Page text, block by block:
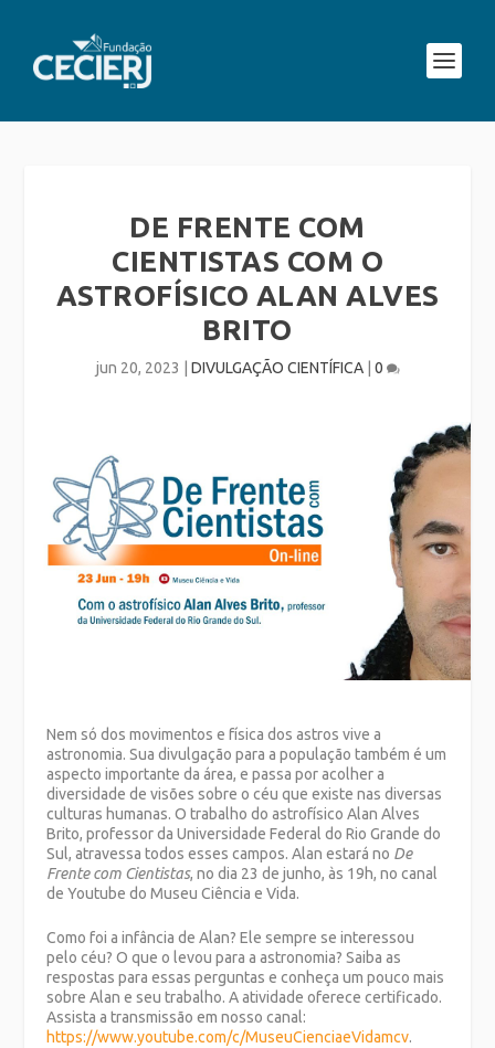
DE FRENTE COM
CIENTISTAS COM O
ASTROFÍSICO ALAN ALVES
BRITO
jun 20, 2023 DIVULGAÇÃO CIENTÍFICA| 0
Nem só dos movimentos e física dos astros vive a
astronomia. Sua divulgação para a população também é um
aspecto importante da área, e passa por acolher a
diversidade de visões sobre o céu que existe nas diversas
culturas humanas. O trabalho do astrofísico Alan Alves
Brito, professor da Universidade Federal do Rio Grande do
Sul, atravessa todos esses campos. Alan estará no De
Frente com Cientistas, no dia 23 de junho, às 19h, no canal
de Youtube do Museu Ciência e Vida.
Como foi a infância de Alan? Ele sempre se interessou
pelo céu? O que o levou para a astronomia? Saiba as
respostas para essas perguntas e conheça um pouco mais
sobre Alan e seu trabalho. A atividade oferece certificado.
Assista a transmissão em nosso canal:
https://www.youtube.com/c/MuseuCienciaeVidamcv.